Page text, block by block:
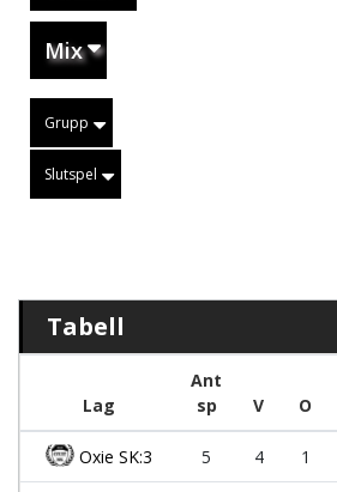
Mix
Grupp
Slutspel
Tabell
Lag
Ant
sp
V O
Oxie SK:3 5 4 1